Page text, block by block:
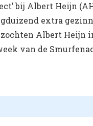
bij Albert Heijn
extra
Albert Heijn
van de